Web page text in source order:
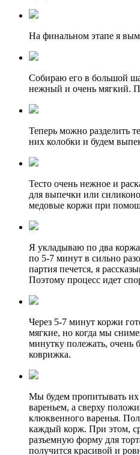
На финальном этапе я
Собираю его в большой
нежный и очень мягкий.
Теперь можно разделить
них колобки и будем
Тесто очень нежное и
для выпечки или
медовые коржи при
Я укладываю по два
по 5-7 минут в сильно
партия печется, я
Поэтому процесс идет
Через 5-7 минут коржи
мягкие, но когда мы
минутку полежать, очень
коврижка.
Мы будем пропитывать их
вареньем, а сверху
клюквенного варенья.
каждый корж. При этом,
разъемную форму для
получится красивой и